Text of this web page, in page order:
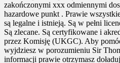
zakończonymi xxx odmiennymi
hazardowe punkt . Prawie
są legalne i istnieją. Są w pełni
Są zlecane. Są certyfikowane i
przez Komisję (UKGC). Aby
wyjdziesz w porozumieniu Sir
informacji prawie otrzymasz